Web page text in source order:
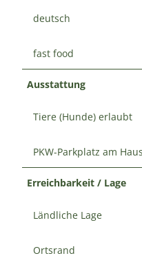
deutsch
fast food
Ausstattung
Tiere (Hunde) erlaubt
PKW-Parkplatz am Haus
Erreichbarkeit / Lage
Ländliche Lage
Ortsrand